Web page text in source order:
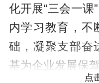
化开展“三会一课
内学习教育，不
础，凝聚支部奋
基为企业发展保驾
点